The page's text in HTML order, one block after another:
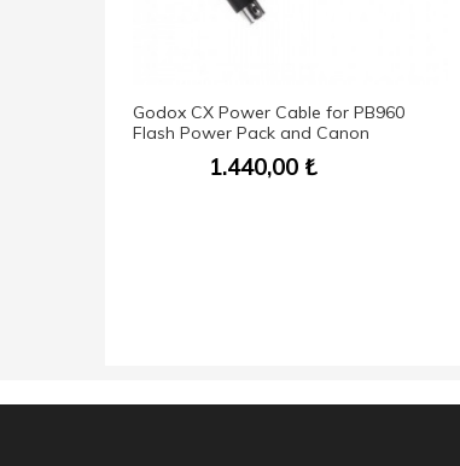
Godox CX Power Cable for PB960
Flash Power Pack and Canon
1.440,00₺